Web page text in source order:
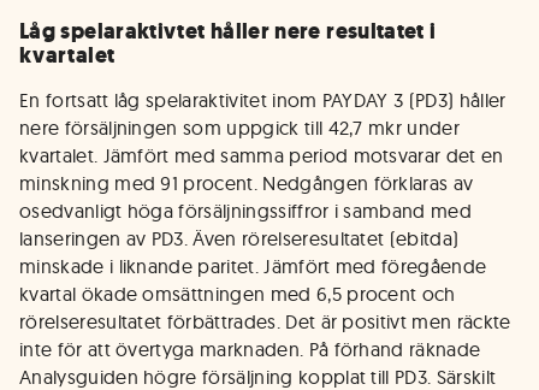
Låg spelaraktivtet håller nere resultatet i
kvartalet
En fortsatt låg spelaraktivitet inom PAYDAY 3 (PD3) håller
nere försäljningen som uppgick till 42,7 mkr under
kvartalet. Jämfört med samma period motsvarar det en
minskning med 91 procent. Nedgången förklaras av
osedvanligt höga försäljningssiffror i samband med
lanseringen av PD3. Även rörelseresultatet (ebitda)
minskade i liknande paritet. Jämfört med föregående
kvartal ökade omsättningen med 6,5 procent och
rörelseresultatet förbättrades. Det är positivt men räckte
inte för att övertyga marknaden. På förhand räknade
Analysguiden högre försäljning kopplat till PD3. Särskilt